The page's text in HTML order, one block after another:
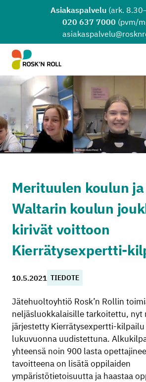
Siirry sisältöönAsiakaspalvelu(ark.
020 637 7000 (pvm/
Merituulen koulun
Waltarin koulun
kirivät voittoon
Kierrätysexpertti-
10.5.2021 TIEDOTE
Jätehuoltoyhtiö Rosk’n Rollin
neljäsluokkalaisille tarkoitettu, nyt
järjestetty Kierrätysexpertti-
lukuvuonna uudistettuna.
yhteensä noin 900 lasta
tavoitteena on lisätä oppilaiden
ympäristötietoisuutta ja haastaa